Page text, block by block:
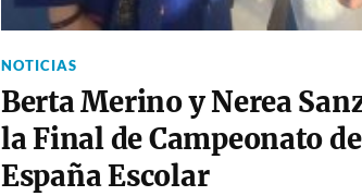
NOTICIAS
Berta Merino y Nerea
la Final de Campeonato de
España Escolar